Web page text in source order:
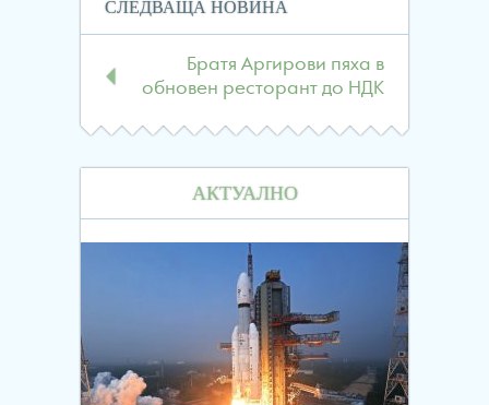
СЛЕДВАЩА НОВИНА
Братя Аргирови пяха в
обновен ресторант до НДК
АКТУАЛНО